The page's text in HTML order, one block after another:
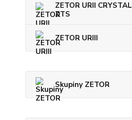
ZETOR URII CRYSTAL
ZTS
ZETOR URIII
Skupiny ZETOR